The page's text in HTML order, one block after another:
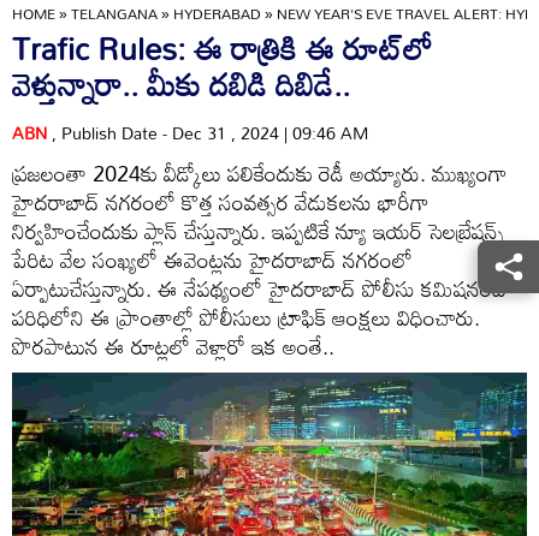
HOME»TELANGANA»HYDERABAD»NEW YEAR'S EVE TRAVEL ALERT:
Trafic Rules: ఈ రాత్రికి ఈ రూట్‌లో
వెళ్తున్నారా.. మీకు దబిడి దిబిడే..
ABN, Publish Date - Dec 31 , 2024 | 09:46 AM
ప్రజలంతా 2024కు వీడ్కోలు పలికేందుకు రెడీ అయ్యారు. ముఖ్యంగా
హైదరాబాద్ నగరంలో కొత్త సంవత్సర వేడుకలను భారీగా
నిర్వహించేందుకు ప్లాన్ చేస్తున్నారు. ఇప్పటికే న్యూ ఇయర్ సెలబ్రేషన్స్
పేరిట వేల సంఖ్యలో ఈవెంట్లను హైదరాబాద్ నగరంలో
ఏర్పాటుచేస్తున్నారు. ఈ నేపథ్యంలో హైదరాబాద్ పోలీసు కమిషనరేట్
పరిధిలోని ఈ ప్రాంతాల్లో పోలీసులు ట్రాఫిక్ ఆంక్షలు విధించారు.
పొరపాటున ఈ రూట్లలో వెళ్లారో ఇక అంతే..